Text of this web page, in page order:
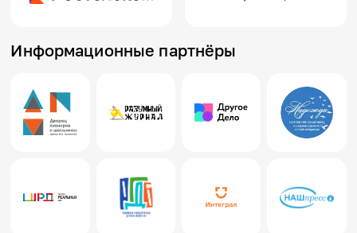
Информационные партнёры